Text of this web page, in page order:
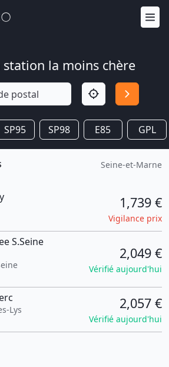
station la moins chère
SP95 SP98 E85 GPL
Seine-et-Marne
1,739 €
Vigilance prix
S.Seine
2,049 €
Vérifié aujourd'hui
Lys
2,057 €
Vérifié aujourd'hui